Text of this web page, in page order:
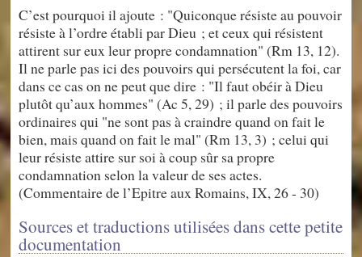
C’est pourquoi il ajoute : "Quiconque résiste au pouvoir
résiste à l’ordre établi par Dieu ; et ceux qui résistent
attirent sur eux leur propre condamnation" (Rm 13, 12).
Il ne parle pas ici des pouvoirs qui persécutent la foi, car
dans ce cas on ne peut que dire : "Il faut obéir à Dieu
plutôt qu’aux hommes" (Ac 5, 29) ; il parle des pouvoirs
ordinaires qui "ne sont pas à craindre quand on fait le
bien, mais quand on fait le mal" (Rm 13, 3) ; celui qui
leur résiste attire sur soi à coup sûr sa propre
condamnation selon la valeur de ses actes.
(Commentaire de l’Epitre aux Romains, IX, 26 - 30)
Sources et traductions utilisées dans cette petite
documentation